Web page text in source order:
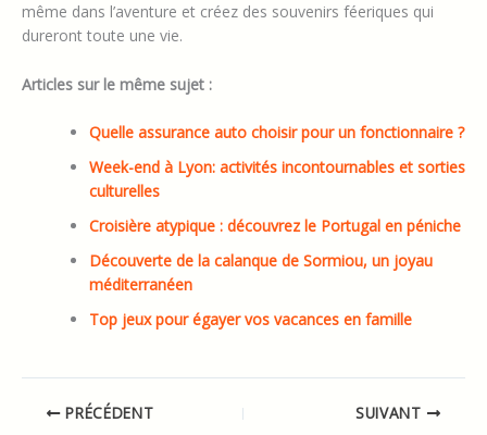
même dans l’aventure et créez des souvenirs féeriques qui
dureront toute une vie.
Articles sur le même sujet :
Quelle assurance auto choisir pour un fonctionnaire ?
Week-end à Lyon: activités incontournables et sorties
culturelles
Croisière atypique : découvrez le Portugal en péniche
Découverte de la calanque de Sormiou, un joyau
méditerranéen
Top jeux pour égayer vos vacances en famille
PRÉCÉDENT SUIVANT